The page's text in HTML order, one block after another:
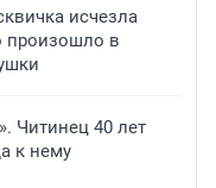
исчезла
произошло в
Читинец 40 лет
к нему